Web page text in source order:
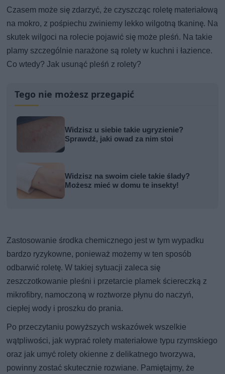
Czasem może się zdarzyć, że czyszcząc roletę materiałową
na mokro, z pośpiechu zwiniemy lekko wilgotną tkaninę. Na
skutek wilgoci na rolecie pojawić się może pleśń. Na takie
plamy szczególnie narażone są rolety w kuchni i łazience.
Co wtedy? Jak usunąć pleśń z rolety?
Tego nie możesz przegapić
Widzisz u siebie takie ugryzienie?
Sprawdź, jaki owad za nim stoi
Widzisz na swoim ciele takie ślady?
Możesz mieć w domu te insekty!
Zastosowanie środka chemicznego jest w tym wypadku
bardzo ryzykowne, ponieważ możemy w ten sposób
odbarwić roletę. W takiej sytuacji zaleca się
zeszczotkowanie pleśni i przetarcie plamek ściereczką z
mikrofibry, namoczoną w roztworze płynu do naczyń,
ciepłej wody i proszku do prania.
Po przeczytaniu powyższych wskazówek wszelkie
wątpliwości, jak wyprać rolety materiałowe typu rzymskiego
oraz jak umyć rolety okienne z delikatnego tworzywa,
powinny zostać skutecznie rozwiane. Pamiętajmy, że